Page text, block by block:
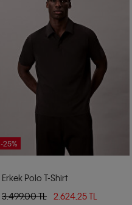
-25%
Erkek Polo T-Shirt
3.499,00 TL
2.624,25 TL